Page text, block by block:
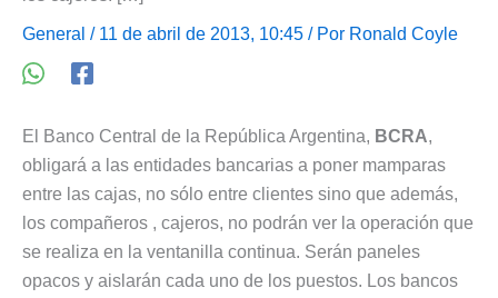
General / 11 de abril de 2013, 10:45 / Por Ronald Coyle
El Banco Central de la República Argentina, BCRA,
obligará a las entidades bancarias a poner mamparas
entre las cajas, no sólo entre clientes sino que además,
los compañeros , cajeros, no podrán ver la operación que
se realiza en la ventanilla continua. Serán paneles
opacos y aislarán cada uno de los puestos. Los bancos